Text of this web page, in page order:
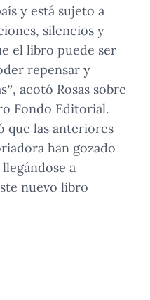
y está sujeto a
silencios y
el libro puede ser
repensar y
acotó Rosas sobre
Fondo Editorial.
que las anteriores
han gozado
a
nuevo libro